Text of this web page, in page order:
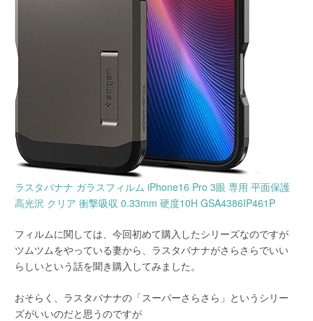
ラスタバナナ ガラスフィルム iPhone16 Pro 3眼 専用 平面保護
高光沢 クリア 衝撃吸収 0.33mm 硬度10H GSA4386IP461P
フィルムに関しては、今回初めて購入したシリーズなのですが
ツムツムをやっている妻から、ラスタバナナがさらさらでいい
らしいという話を聞き購入してみました。
おそらく、ラスタバナナの「スーパーさらさら」というシリー
ズがいいのだと思うのですが